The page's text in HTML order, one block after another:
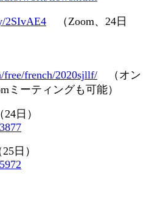
2SIvAE4 （Zoom、 24 日
free/french/2020sjllf/ （オン
ミーティングも可能）
24 日）
25 日）